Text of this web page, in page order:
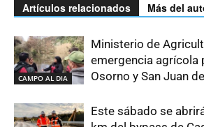
Artículos relacionados Más del
CAMPO AL DIA
Ministerio de
emergencia agrícola
Osorno y San Juan
Este sábado se